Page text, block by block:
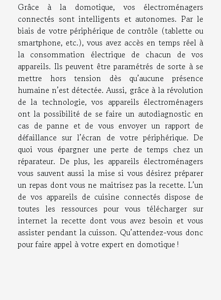
Grâce à la domotique, vos électroménagers
connectés sont intelligents et autonomes. Par le
biais de votre périphérique de contrôle (tablette ou
smartphone, etc.), vous avez accès en temps réel à
la consommation électrique de chacun de vos
appareils. Ils peuvent être paramétrés de sorte à se
mettre hors tension dès qu’aucune présence
humaine n’est détectée. Aussi, grâce à la révolution
de la technologie, vos appareils électroménagers
ont la possibilité de se faire un autodiagnostic en
cas de panne et de vous envoyer un rapport de
défaillance sur l’écran de votre périphérique. De
quoi vous épargner une perte de temps chez un
réparateur. De plus, les appareils électroménagers
vous sauvent aussi la mise si vous désirez préparer
un repas dont vous ne maitrisez pas la recette. L’un
de vos appareils de cuisine connectés dispose de
toutes les ressources pour vous télécharger sur
internet la recette dont vous avez besoin et vous
assister pendant la cuisson. Qu’attendez-vous donc
pour faire appel à votre expert en domotique !